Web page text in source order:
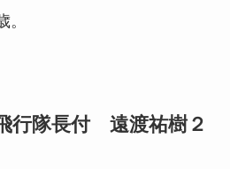
行隊長付 遠渡祐樹２